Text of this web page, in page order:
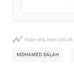
Khám phá thêm chủ đề
MOHAMED SALAH